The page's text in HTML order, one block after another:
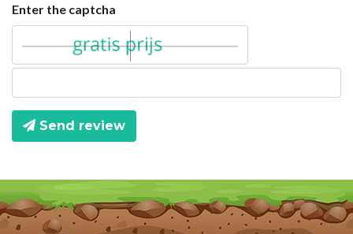
Enter the captcha
Send review